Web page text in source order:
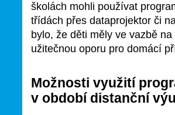
školách mohli používat
třídách přes dataprojektor či
bylo, že děti měly ve vazbě
užitečnou oporu pro domácí
Možnosti využití
v období distanční